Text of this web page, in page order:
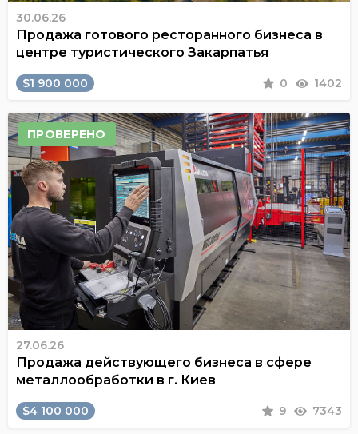
30.06.26
Продажа готового ресторанного бизнеса в
центре туристического Закарпатья
$1 900 000 0 1402
ПРОВЕРЕНО
27.06.26
Продажа действующего бизнеса в сфере
металлообработки в г. Киев
$4 100 000 9 7343